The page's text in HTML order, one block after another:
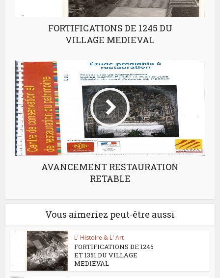
FORTIFICATIONS DE 1245 DU
VILLAGE MEDIEVAL
AVANCEMENT RESTAURATION
RETABLE
Vous aimeriez peut-être aussi
L' Histoire & L' Art
FORTIFICATIONS DE 1245
ET 1351 DU VILLAGE
MEDIEVAL